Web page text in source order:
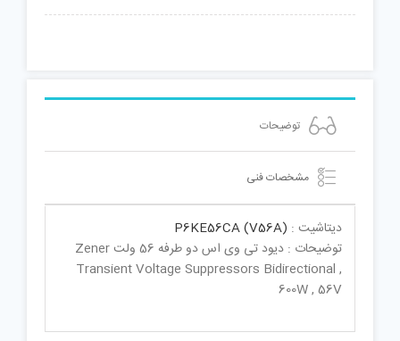
توضیحات
مشخصات فنی
دیتاشیت : P6KE56CA (V56A)
توضیحات : دیود تی وی اس دو طرفه 56 ولت Zener
Transient Voltage Suppressors Bidirectional ,
600W , 56V